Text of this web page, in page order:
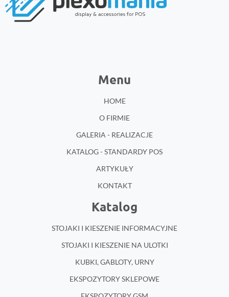
Menu
HOME
O FIRMIE
GALERIA - REALIZACJE
KATALOG - STANDARDY POS
ARTYKUŁY
KONTAKT
Katalog
STOJAKI I KIESZENIE INFORMACYJNE
STOJAKI I KIESZENIE NA ULOTKI
KUBKI, GABLOTY, URNY
EKSPOZYTORY SKLEPOWE